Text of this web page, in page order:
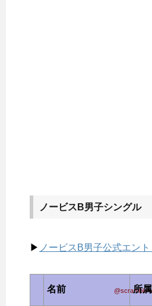
ノービスB男子シングル
▶ ノービスB男子公式エン
@scramble-
名前 所属